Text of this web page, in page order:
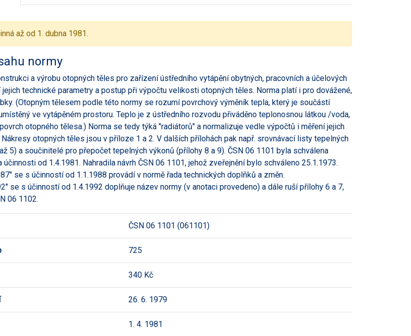
až od 1. dubna 1981.
normy
a výrobu otopných těles pro zařízení ústředního vytápění obytných, pracovních a účelových
technické parametry a postup při výpočtu velikosti otopných těles. Norma platí i pro dovážené,
(Otopným tělesem podle této normy se rozumí povrchový výměník tepla, který je součástí
ve vytápěném prostoru. Teplo je z ústředního rozvodu přiváděno teplonosnou látkou /voda,
otopného tělesa.) Norma se tedy týká "radiátorů" a normalizuje vedle výpočtů i měření jejich
otopných těles jsou v příloze 1 a 2. V dalších přílohách pak např. srovnávací listy tepelných
5) a součinitelé pro přepočet tepelných výkonů (přílohy 8 a 9). ČSN 06 1101 byla schválena
účinnosti od 1.4.1981. Nahradila návrh ČSN 06 1101, jehož zveřejnění bylo schváleno 25.1.1973.
se s účinností od 1.1.1988 provádí v normě řada technických doplňků a změn.
se s účinností od 1.4.1992 doplňuje název normy (v anotaci provedeno) a dále ruší přílohy 6 a 7,
06 1102.
ČSN 06 1101 (061101)
725
340 Kč
26. 6. 1979
1. 4. 1981